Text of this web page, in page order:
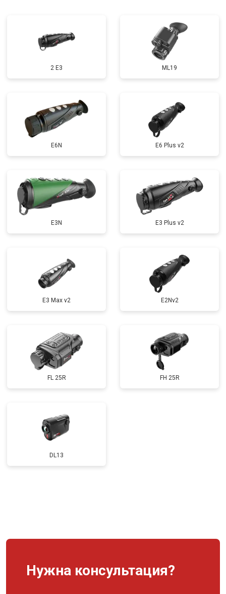
2 E3 ML19
E6N E6 Plus v2
E3N E3 Plus v2
E3 Max v2 E2Nv2
FL 25R FH 25R
DL13
Нужна консультация?